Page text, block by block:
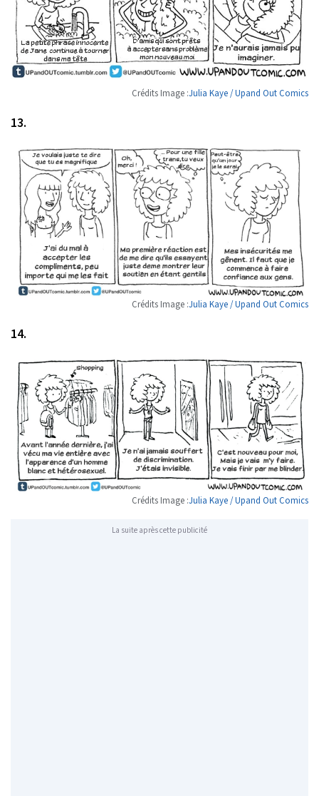
Crédits Image :Julia Kaye / Upand Out Comics
13.
Crédits Image :Julia Kaye / Upand Out Comics
14.
Crédits Image :Julia Kaye / Upand Out Comics
La suite après cette publicité